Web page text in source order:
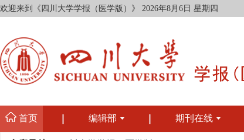
欢迎来到《四川大学学报（医学版）》 2026年8月6日 星期四
首页 编辑部 期刊在线